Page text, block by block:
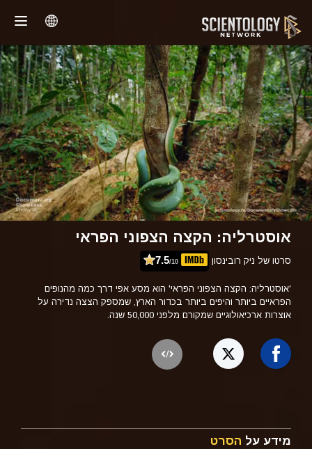
אוסטרליה: הקצה הצפוני הפראי
סרטו של ניק רובינסון 7.5/10
'אוסטרליה: הקצה הצפוני הפראי' הוא מסע אפי דרך כמה מהנופים
הפראיים ביותר והיפים ביותר בכדור הארץ, שמספק הצצה נדירה על
אוצרות ארכיאולוגיים שמקורם מלפני 50,000 שנה.
מידע על הסרט